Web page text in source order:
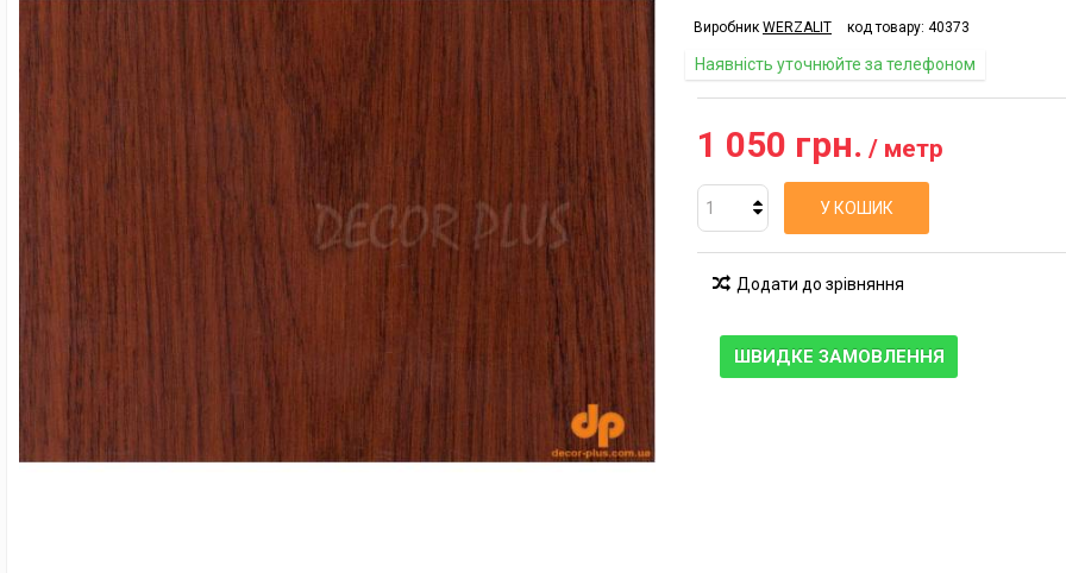
Виробник WERZALIT код товару: 40373
Наявність уточнюйте за телефоном
1 050 грн. / метр
У КОШИК
Додати до зрівняння
ШВИДКЕ ЗАМОВЛЕННЯ